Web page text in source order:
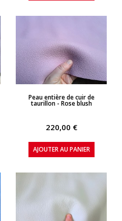
APERÇU RAPIDE
Peau entière de cuir de
taurillon - Rose blush
220,00 €
AJOUTER AU PANIER